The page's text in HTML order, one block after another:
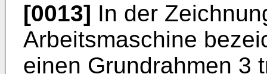
[0013] In der
Arbeitsmaschine
einen Grundrahmen 3